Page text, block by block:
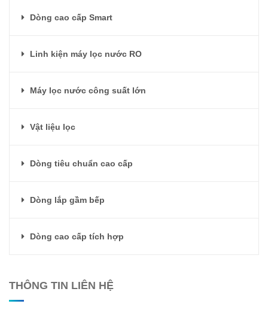
Dòng cao cấp Smart
Linh kiện máy lọc nước RO
Máy lọc nước công suất lớn
Vật liệu lọc
Dòng tiêu chuẩn cao cấp
Dòng lắp gầm bếp
Dòng cao cấp tích hợp
THÔNG TIN LIÊN HỆ